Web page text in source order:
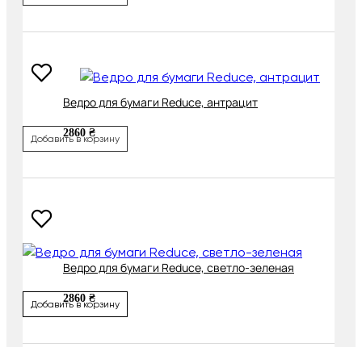
Ведро для бумаги Reduce, антрацит
2860 ₴
Добавить в корзину
Ведро для бумаги Reduce, светло-зеленая
2860 ₴
Добавить в корзину